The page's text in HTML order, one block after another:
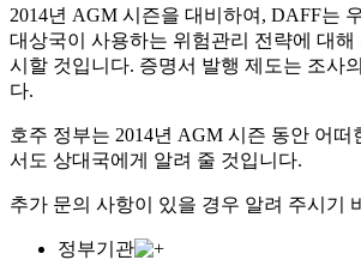
2014년 AGM 시즌을 대비하여, DAFF는
대상국이 사용하는 위험관리 전략에 대해
시할 것입니다. 증명서 발행 제도는 조사
다.
호주 정부는 2014년 AGM 시즌 동안 어떠
서도 상대국에게 알려 줄 것입니다.
추가 문의 사항이 있을 경우 알려 주시기
정부기관